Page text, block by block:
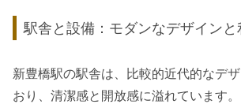
駅舎と設備：モダンなデザインと
新豊橋駅の駅舎は、比較的近代的なデ
おり、清潔感と開放感に溢れています